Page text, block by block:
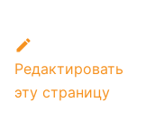
Редактировать
эту страницу